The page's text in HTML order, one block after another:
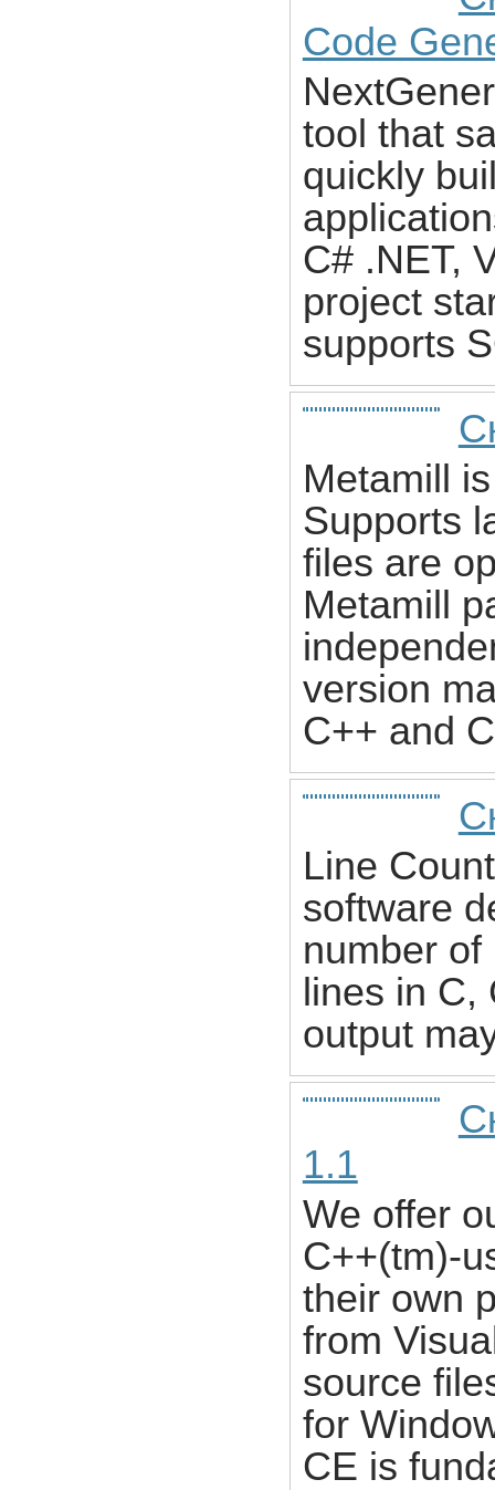
Code
tool that
quickly
C# .NET,
project
supports
Metamill
Supports
files are
Metamill
version
C++ and
Line
software
number
lines in
output
1.1
We offer
C++(tm)-
their own
from
source
for
CE is